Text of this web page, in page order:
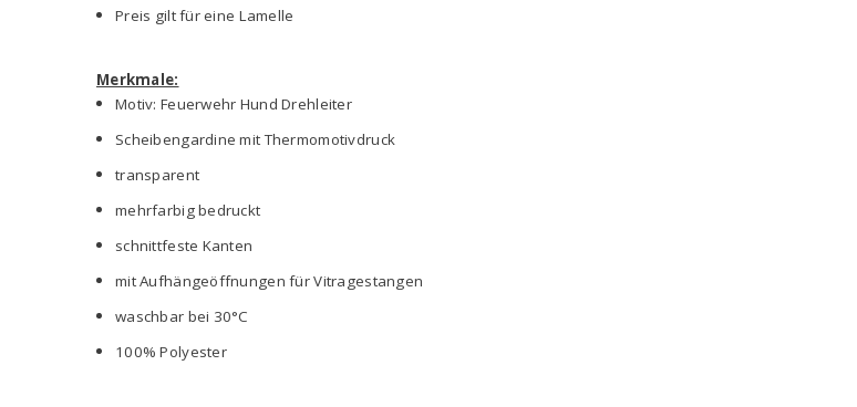
Preis gilt für eine Lamelle
Merkmale:
Motiv: Feuerwehr Hund Drehleiter
Scheibengardine mit Thermomotivdruck
transparent
mehrfarbig bedruckt
schnittfeste Kanten
mit Aufhängeöffnungen für Vitragestangen
waschbar bei 30°C
100% Polyester